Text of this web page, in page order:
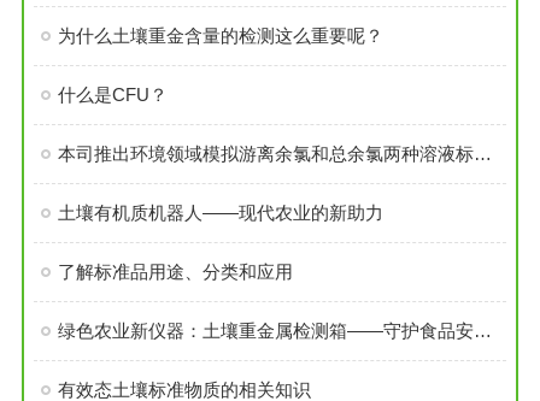
为什么土壤重金含量的检测这么重要呢？
什么是CFU？
本司推出环境领域模拟游离余氯和总余氯两种溶液标准物质
土壤有机质机器人——现代农业的新助力
了解标准品用途、分类和应用
绿色农业新仪器：土壤重金属检测箱——守护食品安全的坚固牌
有效态土壤标准物质的相关知识